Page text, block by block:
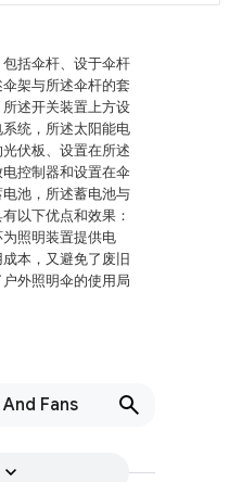
括伞杆、设于伞杆
架与所述伞杆的套
述开关装置上方设
统，所述太阳能电
伏板、设置在所述
控制器和设置在伞
池，所述蓄电池与
以下优点和效果：
照明装置提供电
本，又避免了废旧
外照明伞的使用局
Fans